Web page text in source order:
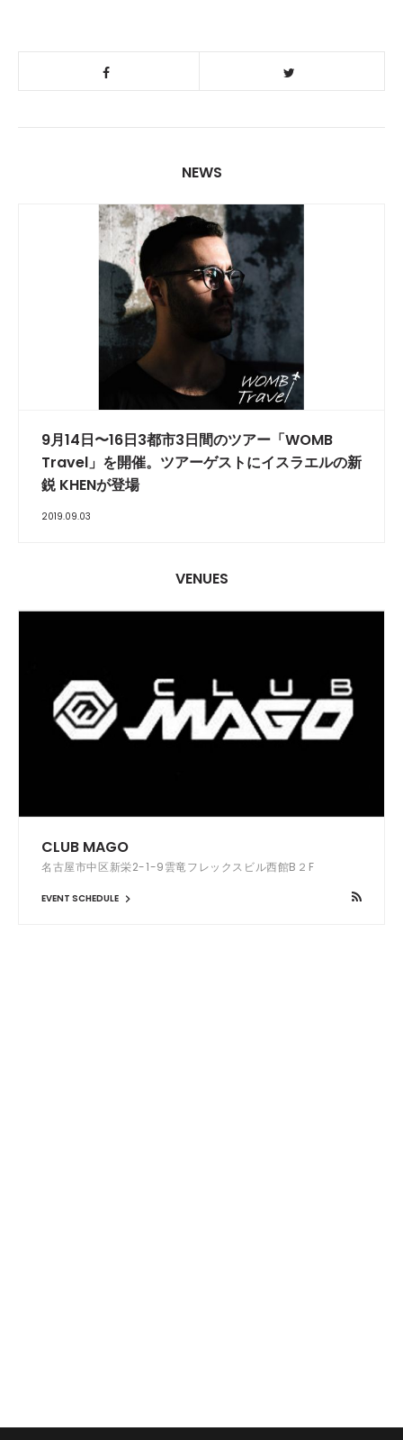
NEWS
9月14日〜16日3都市3日間のツアー「WOMB
Travel」を開催。ツアーゲストにイスラエルの新
鋭 KHENが登場
2019.09.03
VENUES
CLUB MAGO
名古屋市中区新栄2-1-9雲竜フレックスビル西館B２F
EVENT SCHEDULE